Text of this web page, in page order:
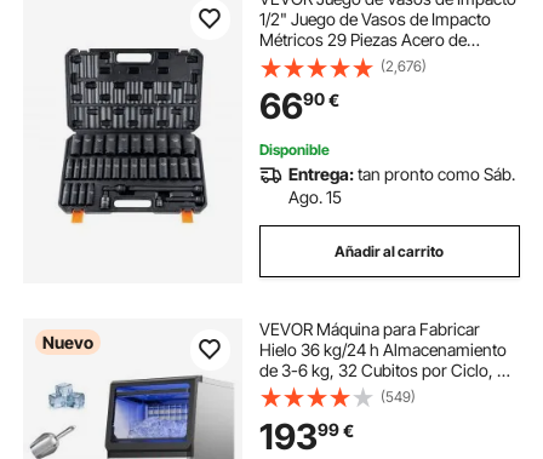
1/2" Juego de Vasos de Impacto
Métricos 29 Piezas Acero de
Aleación CR-Mo Dureza HRC 42-
48 Marcador de Tamaño Sólido con
Estuche de Transporte para
Reparación
(2,676)
6690€
Disponible
Entrega:tan pronto como Sáb.
Ago. 15
Añadir al carrito
Nuevo
VEVOR Máquina para Fabricar
Hielo 36 kg/24 h Almacenamiento
de 3-6 kg, 32 Cubitos por Ciclo, De
Acero Inoxidable, Independiente y
Bajo Encimera, Con Pantalla LED y
Autolimpieza, Para Restaurante
(549)
19399€